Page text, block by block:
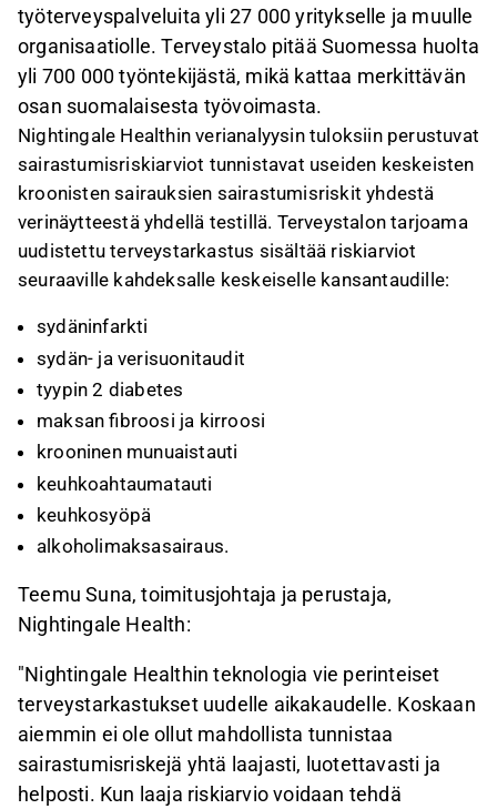
työterveyspalveluita yli 27 000 yritykselle ja muulle
organisaatiolle. Terveystalo pitää Suomessa huolta
yli 700 000 työntekijästä, mikä kattaa merkittävän
osan suomalaisesta työvoimasta.
Nightingale Healthin verianalyysin tuloksiin perustuvat
sairastumisriskiarviot tunnistavat useiden keskeisten
kroonisten sairauksien sairastumisriskit yhdestä
verinäytteestä yhdellä testillä. Terveystalon tarjoama
uudistettu terveystarkastus sisältää riskiarviot
seuraaville kahdeksalle keskeiselle kansantaudille:
sydäninfarkti
sydän- ja verisuonitaudit
tyypin 2 diabetes
maksan fibroosi ja kirroosi
krooninen munuaistauti
keuhkoahtaumatauti
keuhkosyöpä
alkoholimaksasairaus.
Teemu Suna, toimitusjohtaja ja perustaja,
Nightingale Health:
"Nightingale Healthin teknologia vie perinteiset
terveystarkastukset uudelle aikakaudelle. Koskaan
aiemmin ei ole ollut mahdollista tunnistaa
sairastumisriskejä yhtä laajasti, luotettavasti ja
helposti. Kun laaja riskiarvio voidaan tehdä